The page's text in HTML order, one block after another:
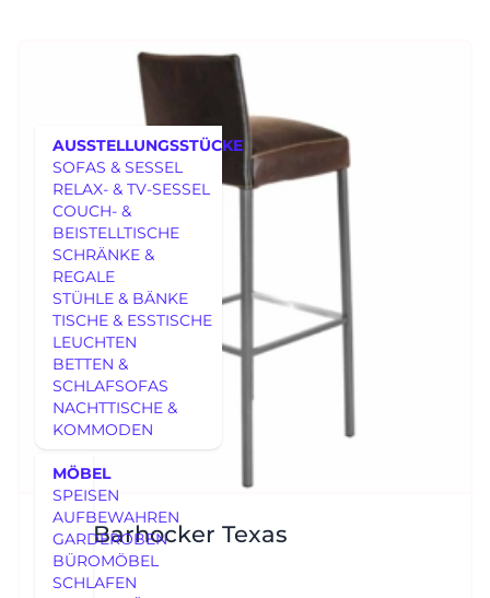
AUSSTELLUNGSSTÜCKE
SOFAS & SESSEL
RELAX- & TV-SESSEL
COUCH- &
BEISTELLTISCHE
SCHRÄNKE &
REGALE
STÜHLE & BÄNKE
TISCHE & ESSTISCHE
LEUCHTEN
BETTEN &
SCHLAFSOFAS
NACHTTISCHE &
KOMMODEN
MÖBEL
MÖBEL
SPEISEN
AUFBEWAHREN
GARDEROBEN
BÜROMÖBEL
SCHLAFEN
KFF Barhocker Texas